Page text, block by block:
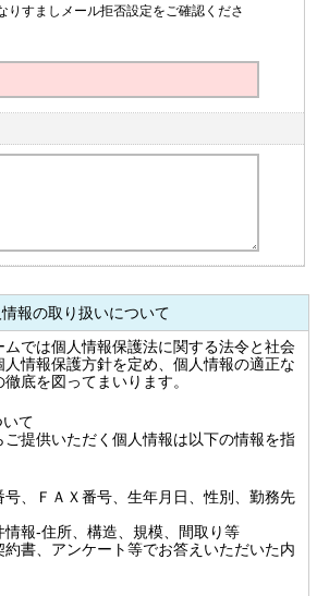
すましメール拒否設定をご確認くださ
報の取り扱いについて
では個人情報保護法に関する法令と社会
情報保護方針を定め、個人情報の適正な
底を図ってまいります。
て
提供いただく個人情報は以下の情報を指
、ＦＡＸ番号、生年月日、性別、勤務先
報-住所、構造、規模、間取り等
書、アンケート等でお答えいただいた内